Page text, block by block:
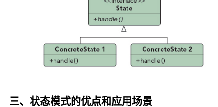
三、状态模式的优点和应用场景